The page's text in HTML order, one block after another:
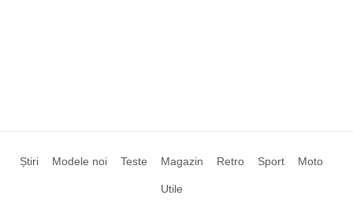
Știri Modele noi Teste Magazin Retro Sport Moto
Utile